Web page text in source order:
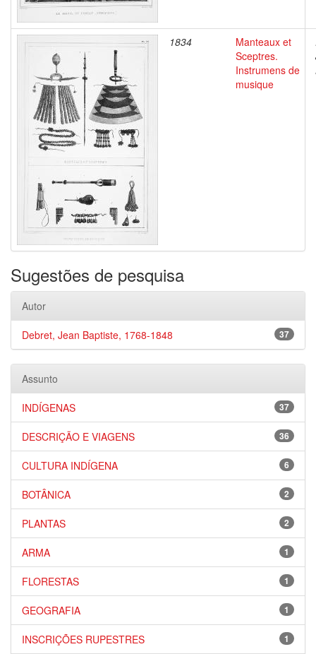
1834
Manteaux et
Sceptres.
Instrumens de
musique
Sugestões de pesquisa
Autor
37
Debret, Jean Baptiste, 1768-1848
Assunto
37
INDÍGENAS
36
DESCRIÇÃO E VIAGENS
6
CULTURA INDÍGENA
2
BOTÂNICA
2
PLANTAS
1
ARMA
1
FLORESTAS
1
GEOGRAFIA
1
INSCRIÇÕES RUPESTRES